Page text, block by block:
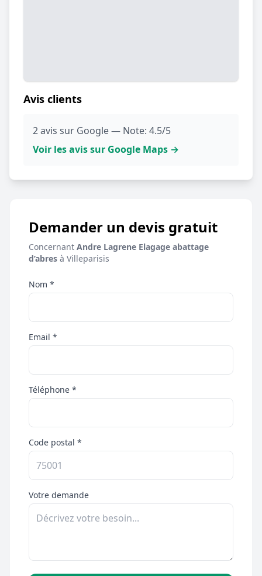
Avis clients
2 avis sur Google — Note: 4.5/5
Voir les avis sur Google Maps →
Demander un devis gratuit
Concernant Andre Lagrene Elagage abattage
d’abres à Villeparisis
Nom *
Email *
Téléphone *
Code postal *
Votre demande